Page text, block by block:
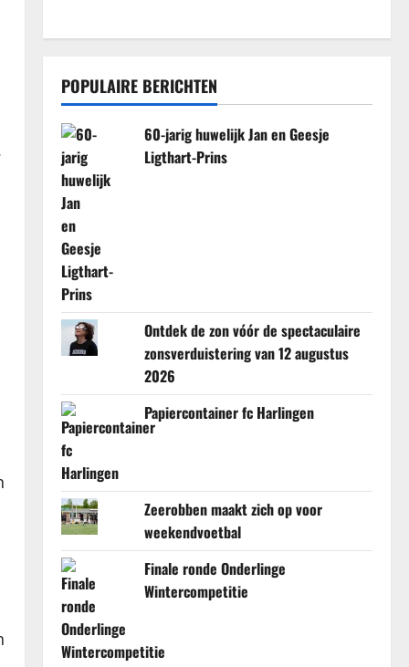
POPULAIRE BERICHTEN
60-jarig huwelijk Jan en Geesje
Ligthart-Prins
Ontdek de zon vóór de spectaculaire
zonsverduistering van 12 augustus
2026
Papiercontainer fc Harlingen
Zeerobben maakt zich op voor
weekendvoetbal
Finale ronde Onderlinge
Wintercompetitie